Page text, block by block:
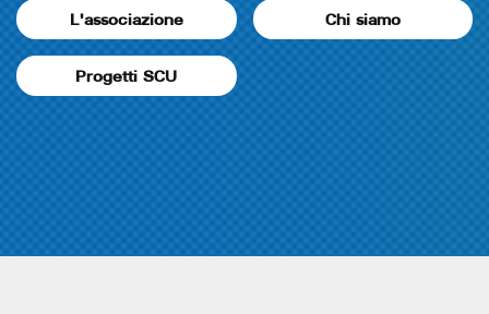
L'associazione Chi siamo
Progetti SCU